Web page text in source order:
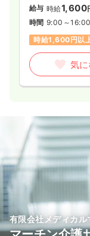
日勤のみ（パー
給与 お問い合わ
時間
8:30～17:15
第二新卒可
救急外来正看
2交代（常勤）
給与
※経験5年の例
時間
7:30～16:15
4週8休以上
給与 時給1,600
時間 9:00～16:00
時給1,600円以
気に
有限会社メディカル